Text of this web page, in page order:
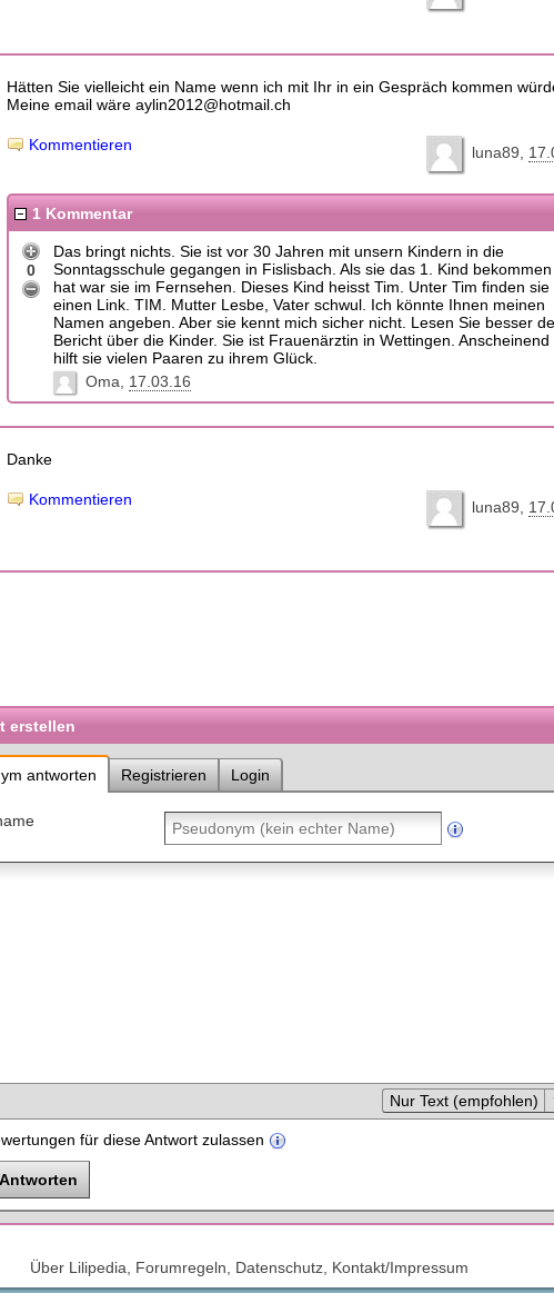
Hätten Sie vielleicht ein Name wenn ich mit Ihr in ein Gespräch kommen
Meine email wäre aylin2012@hotmail.ch
luna89
Kommentieren
1 Kommentar
0
Das bringt nichts. Sie ist vor 30 Jahren mit unsern Kindern in die
Sonntagsschule gegangen in Fislisbach. Als sie das 1. Kind bekommen
hat war sie im Fernsehen. Dieses Kind heisst Tim. Unter Tim finden sie
einen Link. TIM. Mutter Lesbe, Vater schwul. Ich könnte Ihnen meinen
Namen angeben. Aber sie kennt mich sicher nicht. Lesen Sie besser
Bericht über die Kinder. Sie ist Frauenärztin in Wettingen. Anscheinend
hilft sie vielen Paaren zu ihrem Glück.
Oma
17.03.16
Danke
luna89
Kommentieren
erstellen
antworten Registrieren Login
Nur Text (empfohlen)
für diese Antwort zulassen
Über Lilipedia, Forumregeln, Datenschutz, Kontakt/Impressum